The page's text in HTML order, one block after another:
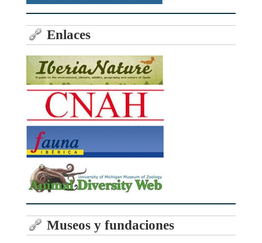
Enlaces
Museos y fundaciones